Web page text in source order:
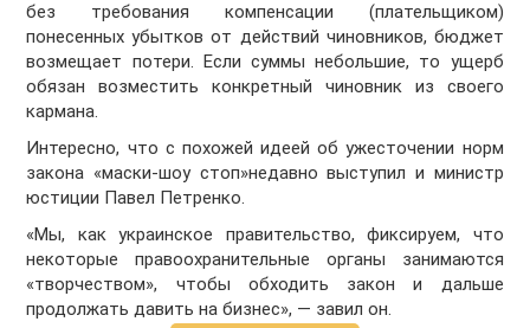
без требования компенсации (плательщиком)
понесенных убытков от действий чиновников, бюджет
возмещает потери. Если суммы небольшие, то ущерб
обязан возместить конкретный чиновник из своего
кармана.
Интересно, что с похожей идеей об ужесточении норм
закона «маски-шоу стоп»недавно выступил и министр
юстиции Павел Петренко.
«Мы, как украинское правительство, фиксируем, что
некоторые правоохранительные органы занимаются
«творчеством», чтобы обходить закон и дальше
продолжать давить на бизнес», — завил он.